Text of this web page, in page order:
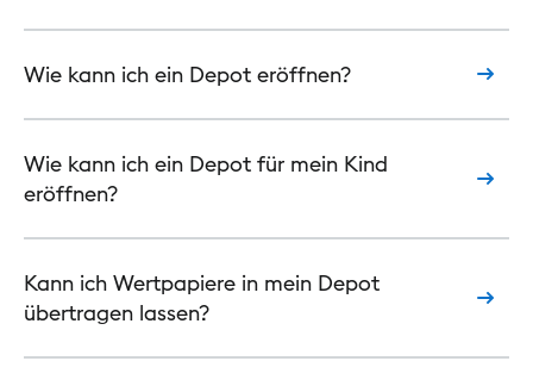
Wie kann ich ein Depot eröffnen?
Wie kann ich ein Depot für mein Kind
eröffnen?
Kann ich Wertpapiere in mein Depot
übertragen lassen?